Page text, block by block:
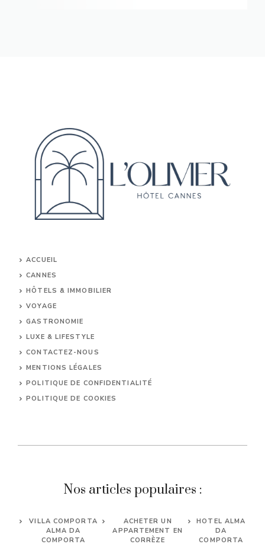
ACCUEIL
CANNES
HÔTELS & IMMOBILIER
VOYAGE
GASTRONOMIE
LUXE & LIFESTYLE
CONTACTEZ-NOUS
MENTIONS LÉGALES
POLITIQUE DE CONFIDENTIALITÉ
POLITIQUE DE COOKIES
Nos articles populaires :
VILLA COMPORTA
ALMA DA
COMPORTA
ACHETER UN
APPARTEMENT EN
CORRÈZE
HOTEL ALMA
DA
COMPORTA